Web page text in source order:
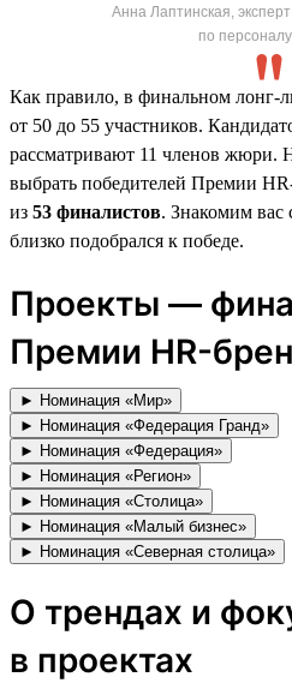
Анна Лаптинская,
по
Как правило, в финальном лонг-
от 50 до 55 участников.
рассматривают 11 членов жюри.
выбрать победителей Премии
из 53 финалистов. Знакомим вас
близко подобрался к победе.
Проекты —
Премии HR-
► Номинация «Мир»
► Номинация «Федерация Гранд»
► Номинация «Федерация»
► Номинация «Регион»
► Номинация «Столица»
► Номинация «Малый бизнес»
► Номинация «Северная столица»
О трендах и
в проектах